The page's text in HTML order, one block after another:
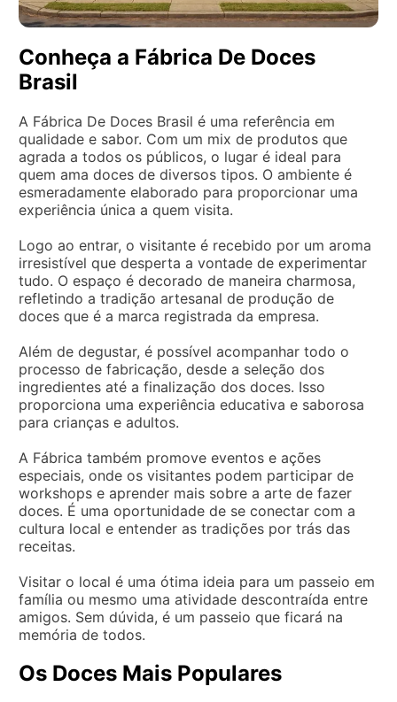
Conheça a Fábrica De Doces
Brasil
A Fábrica De Doces Brasil é uma referência em
qualidade e sabor. Com um mix de produtos que
agrada a todos os públicos, o lugar é ideal para
quem ama doces de diversos tipos. O ambiente é
esmeradamente elaborado para proporcionar uma
experiência única a quem visita.
Logo ao entrar, o visitante é recebido por um aroma
irresistível que desperta a vontade de experimentar
tudo. O espaço é decorado de maneira charmosa,
refletindo a tradição artesanal de produção de
doces que é a marca registrada da empresa.
Além de degustar, é possível acompanhar todo o
processo de fabricação, desde a seleção dos
ingredientes até a finalização dos doces. Isso
proporciona uma experiência educativa e saborosa
para crianças e adultos.
A Fábrica também promove eventos e ações
especiais, onde os visitantes podem participar de
workshops e aprender mais sobre a arte de fazer
doces. É uma oportunidade de se conectar com a
cultura local e entender as tradições por trás das
receitas.
Visitar o local é uma ótima ideia para um passeio em
família ou mesmo uma atividade descontraída entre
amigos. Sem dúvida, é um passeio que ficará na
memória de todos.
Os Doces Mais Populares